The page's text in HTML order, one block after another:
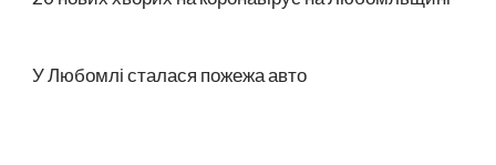
У Любомлі сталася пожежа авто